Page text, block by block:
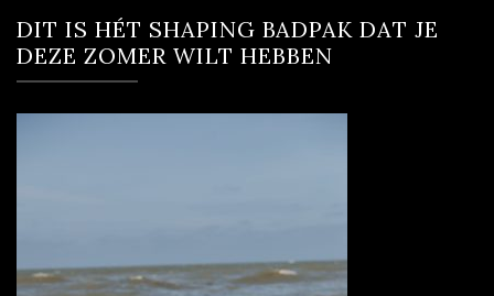
DIT IS HÉT SHAPING BADPAK DAT JE
DEZE ZOMER WILT HEBBEN